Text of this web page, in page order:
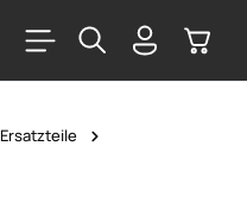
Ersatzteile